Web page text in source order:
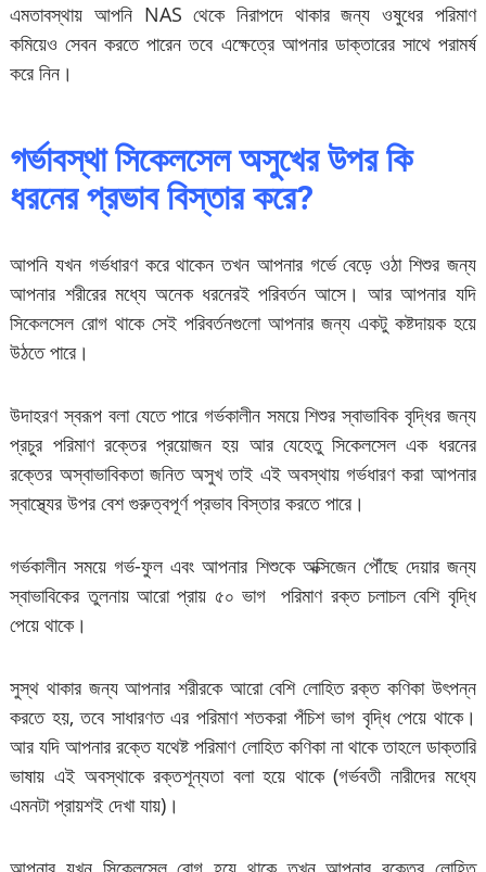
এমতাবস্থায় আপনি NAS থেকে নিরাপদে থাকার জন্য ওষুধের পরিমাণ
কমিয়েও সেবন করতে পারেন তবে এক্ষেত্রে আপনার ডাক্তারের সাথে পরামর্ষ
করে নিন।
গর্ভাবস্থা সিকেলসেল অসুখের উপর কি
ধরনের প্রভাব বিস্তার করে?
আপনি যখন গর্ভধারণ করে থাকেন তখন আপনার গর্ভে বেড়ে ওঠা শিশুর জন্য
আপনার শরীরের মধ্যে অনেক ধরনেরই পরিবর্তন আসে। আর আপনার যদি
সিকেলসেল রোগ থাকে সেই পরিবর্তনগুলো আপনার জন্য একটু কষ্টদায়ক হয়ে
উঠতে পারে।
উদাহরণ স্বরূপ বলা যেতে পারে গর্ভকালীন সময়ে শিশুর স্বাভাবিক বৃদ্ধির জন্য
প্রচুর পরিমাণ রক্তের প্রয়োজন হয় আর যেহেতু সিকেলসেল এক ধরনের
রক্তের অস্বাভাবিকতা জনিত অসুখ তাই এই অবস্থায় গর্ভধারণ করা আপনার
স্বাস্থ্যের উপর বেশ গুরুত্বপূর্ণ প্রভাব বিস্তার করতে পারে।
গর্ভকালীন সময়ে গর্ভ-ফুল এবং আপনার শিশুকে অক্সিজেন পৌঁছে দেয়ার জন্য
স্বাভাবিকের তুলনায় আরো প্রায় ৫০ ভাগ পরিমাণ রক্ত চলাচল বেশি বৃদ্ধি
পেয়ে থাকে।
সুস্থ থাকার জন্য আপনার শরীরকে আরো বেশি লোহিত রক্ত কণিকা উৎপন্ন
করতে হয়, তবে সাধারণত এর পরিমাণ শতকরা পঁচিশ ভাগ বৃদ্ধি পেয়ে থাকে।
আর যদি আপনার রক্তে যথেষ্ট পরিমাণ লোহিত কণিকা না থাকে তাহলে ডাক্তারি
ভাষায় এই অবস্থাকে রক্তশূন্যতা বলা হয়ে থাকে (গর্ভবতী নারীদের মধ্যে
এমনটা প্রায়শই দেখা যায়)।